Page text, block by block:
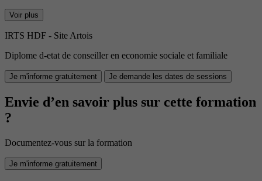
Voir plus
IRTS HDF - Site Artois
Diplome d-etat de conseiller en economie sociale et familiale
Je m'informe gratuitement Je demande les dates de sessions
Envie d’en savoir plus sur cette formation
?
Documentez-vous sur la formation
Je m'informe gratuitement